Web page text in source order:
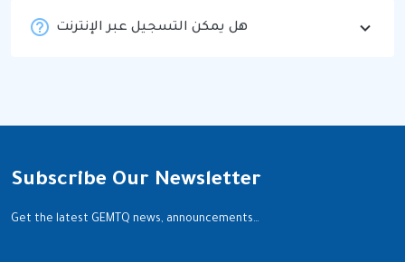
هل يمكن التسجيل عبر الإنترنت
Subscribe Our Newsletter
Get the latest GEMTQ news, announcements…